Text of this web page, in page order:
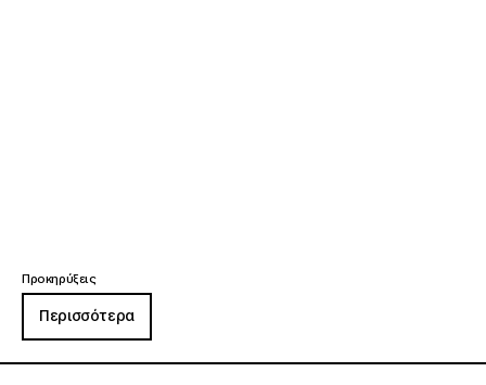
Προκηρύξεις
Περισσότερα